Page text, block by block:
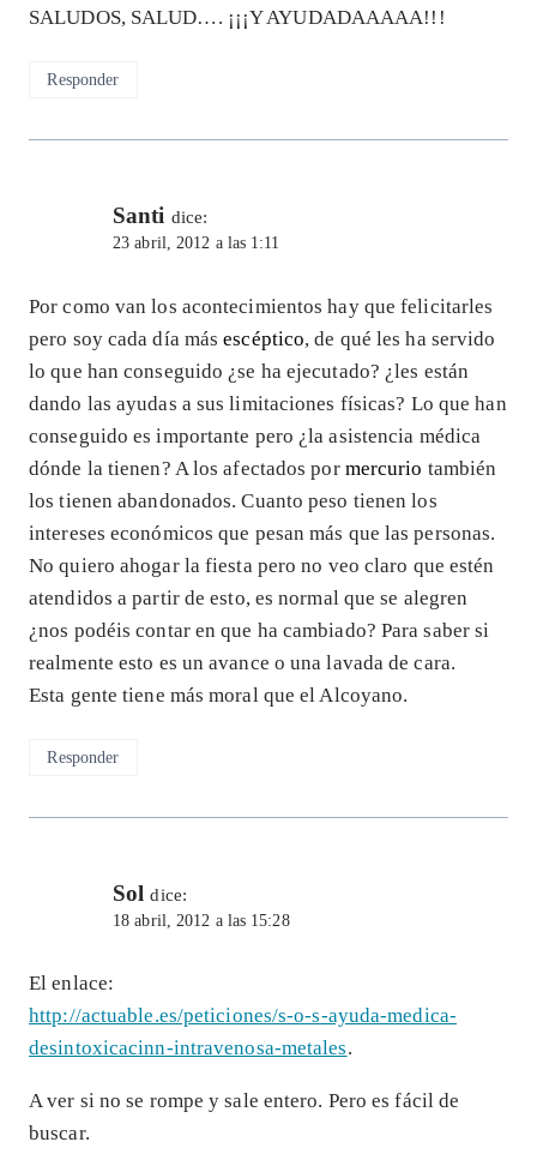
SALUDOS, SALUD…. ¡¡¡Y AYUDADAAAAA!!!
Responder
Santi dice:
23 abril, 2012 a las 1:11
Por como van los acontecimientos hay que felicitarles
pero soy cada día másescéptico, de qué les ha servido
lo que han conseguido ¿se ha ejecutado? ¿les están
dando las ayudas a sus limitaciones físicas? Lo que han
conseguido es importante pero ¿la asistencia médica
dónde la tienen? A los afectados por mercurio también
los tienen abandonados. Cuanto peso tienen los
intereses económicos que pesan más que las personas.
No quiero ahogar la fiesta pero no veo claro que estén
atendidos a partir de esto, es normal que se alegren
¿nos podéis contar en que ha cambiado? Para saber si
realmente esto es un avance o una lavada de cara.
Esta gente tiene más moral que el Alcoyano.
Responder
Sol dice:
18 abril, 2012 a las 15:28
El enlace:
http://actuable.es/peticiones/s-o-s-ayuda-medica-
desintoxicacinn-intravenosa-metales.
A ver si no se rompe y sale entero. Pero es fácil de
buscar.